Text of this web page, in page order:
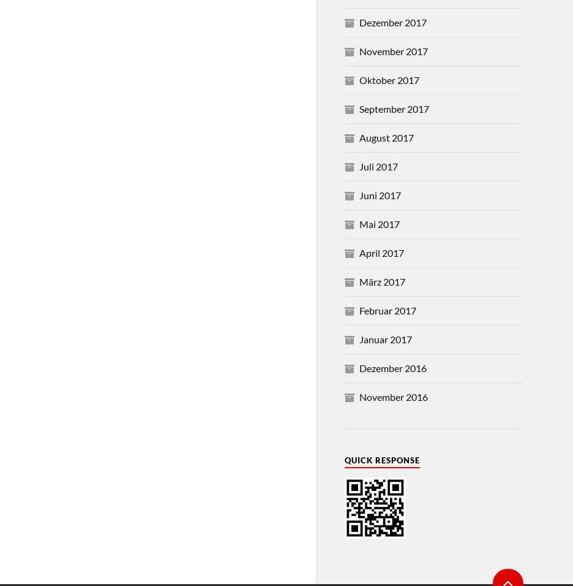
Dezember 2017
November 2017
Oktober 2017
September 2017
August 2017
Juli 2017
Juni 2017
Mai 2017
April 2017
März 2017
Februar 2017
Januar 2017
Dezember 2016
November 2016
QUICK RESPONSE